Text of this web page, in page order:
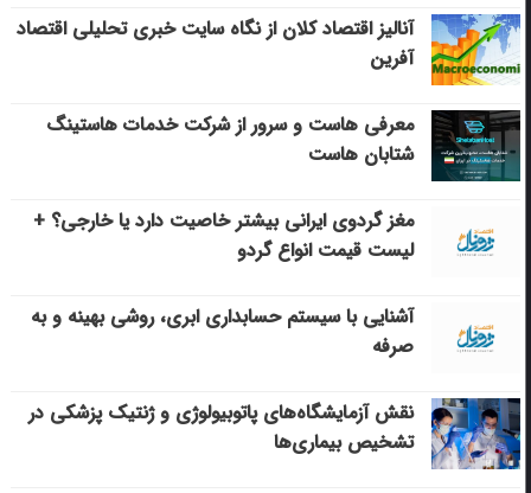
آنالیز اقتصاد کلان از نگاه سایت خبری تحلیلی اقتصاد
آفرین
معرفی هاست و سرور از شرکت خدمات هاستینگ
شتابان هاست
مغز گردوی ایرانی بیشتر خاصیت دارد یا خارجی؟ +
لیست قیمت انواع گردو
آشنایی با سیستم حسابداری ابری، روشی بهینه و به
صرفه
نقش آزمایشگاه‌های پاتوبیولوژی و ژنتیک پزشکی در
تشخیص بیماری‌ها